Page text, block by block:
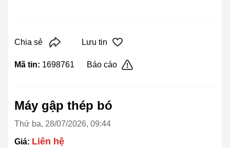
Chia sẻ Lưu tin
Mã tin: 1698761 Báo cáo
Máy gập thép bó
Thứ ba, 28/07/2026, 09:44
Giá: Liên hệ